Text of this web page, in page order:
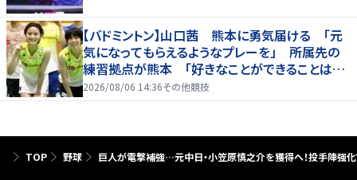
【バドミントン】山口茜 熊本に勇気届ける 「元
気になってもらえるようなプレーを」 所属先の
練習拠点が熊本 「好きなことができることは当
たり前じゃない」
2026/08/06 14:36その他競技
TOP 野球 巨人が電撃補強…元中日・小笠原慎之介を獲得へ！投手陣強